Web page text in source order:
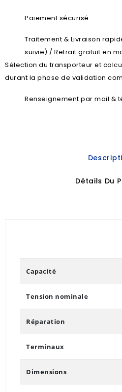
Paiement sécurisé
Traitement & Livraison
suivie) / Retrait gratuit en
Sélection du transporteur et
durant la phase de validation
Renseignement par mail &
Détails Du
Capacité
Tension nominale
Réparation
Terminaux
Dimensions